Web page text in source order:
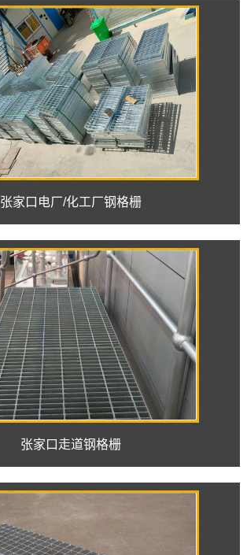
张家口电厂/化工厂钢格栅
张家口走道钢格栅